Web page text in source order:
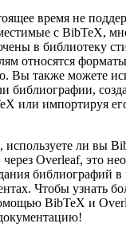
время не
с BibTeX,
в библиотеку
относятся
Вы также можете
библиографии,
или импортируя
используете ли вы
через Overleaf, это
библиографий
Чтобы узнать
BibTeX и